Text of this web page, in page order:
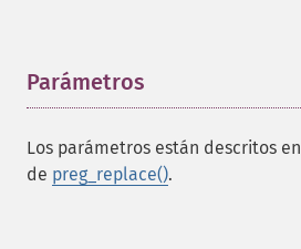
Parámetros
Los parámetros están descritos
de preg_replace().